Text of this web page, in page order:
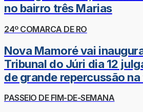
no bairro três Marias
24º COMARCA DE RO
Nova Mamoré vai
Tribunal do Júri dia 12
de grande repercussão
PASSEIO DE FIM-DE-SEMANA